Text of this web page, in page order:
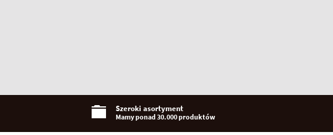
Szeroki asortyment
Mamy ponad 30.000 produktów